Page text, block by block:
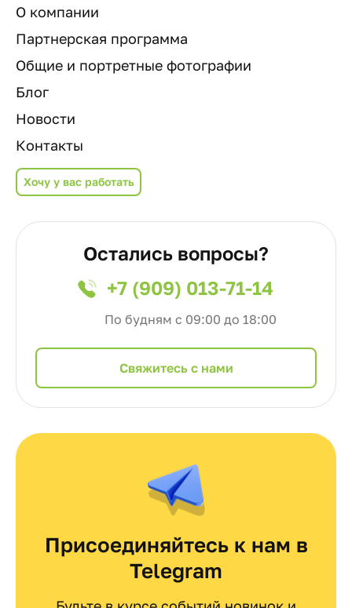
О компании
Партнерская программа
Общие и портретные фотографии
Блог
Новости
Контакты
Хочу у вас работать
Остались вопросы?
+7 (909) 013-71-14
По будням с 09:00 до 18:00
Cвяжитесь с нами
Присоединяйтесь к нам в
Telegram